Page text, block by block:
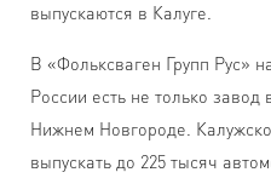
выпускаются в Калуге.
В «Фольксваген Групп Рус»
России есть не только
Нижнем Новгороде.
выпускать до 225 тысяч